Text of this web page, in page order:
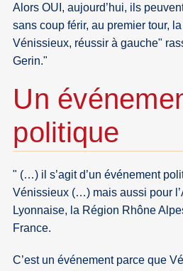
Alors OUI, aujourd’hui, ils
sans coup férir, au premier tour,
Vénissieux, réussir à gauche"
Gerin."
Un
politique
" (…) il s’agit d’un événement
Vénissieux (…) mais aussi pour
Lyonnaise, la Région Rhône
France.
C’est un événement parce que